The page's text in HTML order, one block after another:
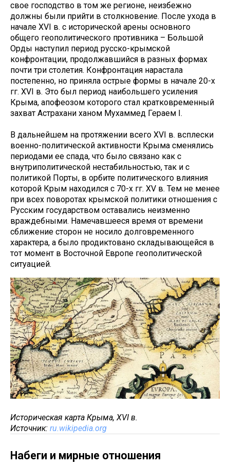
свое господство в том же регионе, неизбежно
должны были прийти в столкновение. После ухода в
начале XVI в. с исторической арены основного
общего геополитического противника – Большой
Орды наступил период русско-крымской
конфронтации, продолжавшийся в разных формах
почти три столетия. Конфронтация нарастала
постепенно, но приняла острые формы в начале 20-х
гг. XVI в. Это был период наибольшего усиления
Крыма, апофеозом которого стал кратковременный
захват Астрахани ханом Мухаммед Гераем I.
В дальнейшем на протяжении всего XVI в. всплески
военно-политической активности Крыма сменялись
периодами ее спада, что было связано как с
внутриполитической нестабильностью, так и с
политикой Порты, в орбите политического влияния
которой Крым находился с 70-х гг. XV в. Тем не менее
при всех поворотах крымской политики отношения с
Русским государством оставались неизменно
враждебными. Намечавшееся время от времени
сближение сторон не носило долговременного
характера, а было продиктовано складывающейся в
тот момент в Восточной Европе геополитической
ситуацией.
Историческая карта Крыма, XVI в.
Источник: ru.wikipedia.org
Набеги и мирные отношения